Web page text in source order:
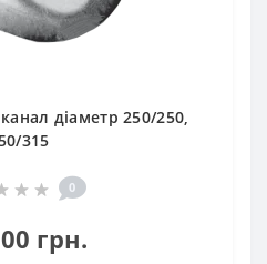
діаметр 250/250,
315
0
грн.